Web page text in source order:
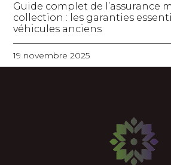
Guide complet de l’assurance
collection : les garanties
véhicules anciens
19 novembre 2025